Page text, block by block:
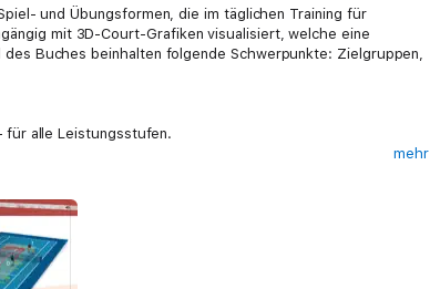
und Übungsformen, die im täglichen Training für
mit 3D-Court-Grafiken ­visualisiert, welche eine
Buches beinhalten folgende Schwerpunkte: Zielgruppen,
für alle Leistungsstufen.
und Spielformen) für Training und Wettkampf grafisch
mehr